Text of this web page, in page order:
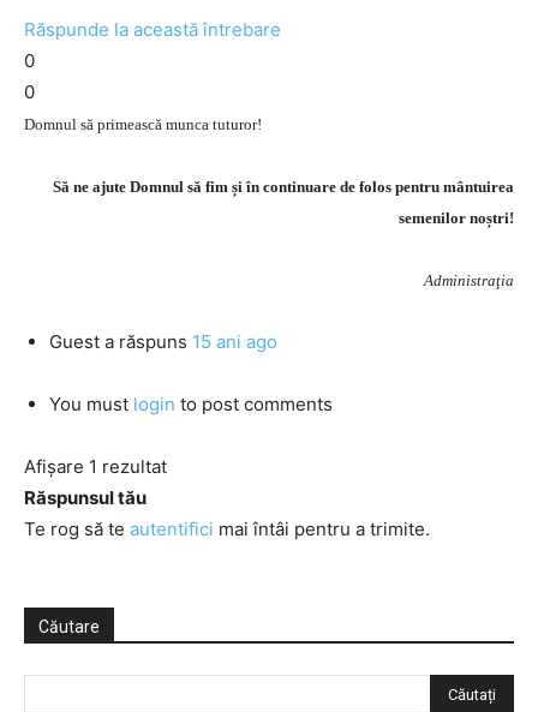
Răspunde la această întrebare
0
0
Domnul să primească munca tuturor!
Să ne ajute Domnul să fim și în continuare de folos pentru mântuirea
semenilor noștri!
Administraţia
Guest a răspuns 15 ani ago
You must login to post comments
Afișare 1 rezultat
Răspunsul tău
Te rog să te autentifici mai întâi pentru a trimite.
Căutare